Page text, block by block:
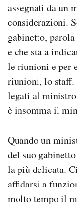
assegnati da un
considerazioni.
gabinetto,
e che sta a
le riunioni e per
riunioni, lo staff.
legati al
è insomma il
Quando un
del suo
la più delicata.
affidarsi a
molto tempo il